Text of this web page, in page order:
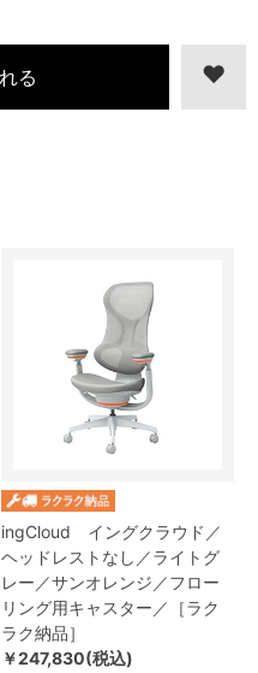
ingCloud イングクラウド／
ヘッドレストなし／ライトグ
レー／サンオレンジ／フロー
リング用キャスター／［ラク
ラク納品］
￥247,830(税込)